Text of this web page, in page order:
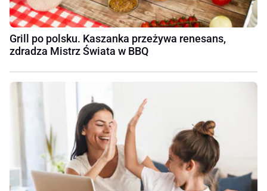
Grill po polsku. Kaszanka przeżywa renesans,
zdradza Mistrz Świata w BBQ